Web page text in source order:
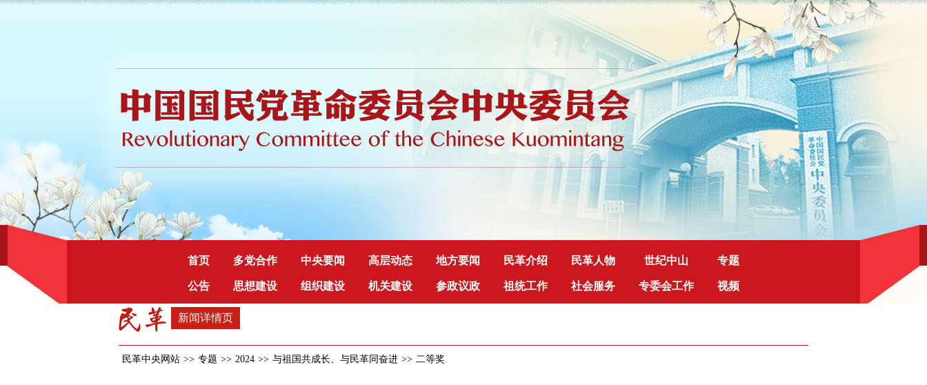
首页 多党合作 中央要闻 高层动态 地方要闻 民革介绍 民革人物 世纪中山 专题
公告 思想建设 组织建设 机关建设 参政议政 祖统工作 社会服务 专委会工作 视频
新闻详情页
民革中央网站 >> 专题 >> 2024 >> 与祖国共成长、与民革同奋进 >> 二等奖